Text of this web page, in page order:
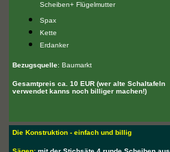
Scheiben+ Flügelmutter
Spax
Kette
Erdanker
Bezugsquelle: Baumarkt
Gesamtpreis ca. 10 EUR (wer alte Schaltafeln
verwendet kanns noch billiger machen!)
Die Konstruktion - einfach und billig